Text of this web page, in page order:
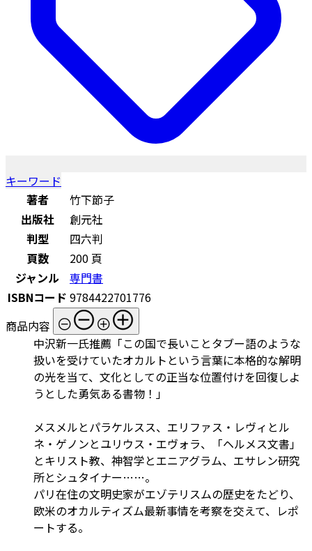
キーワード
著者
竹下節子
出版社
創元社
判型
四六判
頁数
200 頁
ジャンル
専門書
ISBNコード 9784422701776
商品内容
中沢新一氏推薦「この国で長いことタブー語のような
扱いを受けていたオカルトという言葉に本格的な解明
の光を当て、文化としての正当な位置付けを回復しよ
うとした勇気ある書物！」
メスメルとパラケルスス、エリファス・レヴィとル
ネ・ゲノンとユリウス・エヴォラ、「ヘルメス文書」
とキリスト教、神智学とエニアグラム、エサレン研究
所とシュタイナー……。
パリ在住の文明史家がエゾテリスムの歴史をたどり、
欧米のオカルティズム最新事情を考察を交えて、レポ
ートする。